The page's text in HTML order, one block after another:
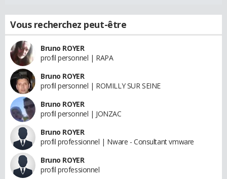
Vous recherchez peut-être
Bruno ROYER
profil personnel | RAPA
Bruno ROYER
profil personnel | ROMILLY SUR SEINE
Bruno ROYER
profil personnel | JONZAC
Bruno ROYER
profil professionnel | Nware - Consultant vmware
Bruno ROYER
profil professionnel